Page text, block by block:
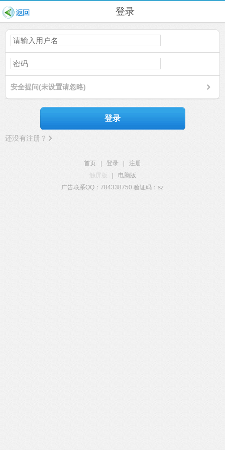
登录
安全提问(未设置请忽略)
登录
还没有注册？
首页 登录
注册
触屏版
电脑版
广告联系QQ：784338750 验证码：sz